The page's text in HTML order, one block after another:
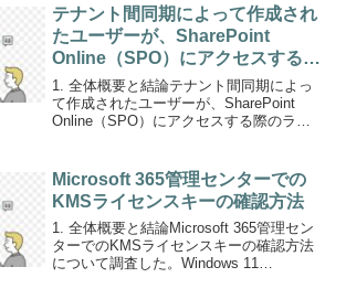
Busines...
テナント間同期によって作成され
たユーザーが、SharePoint
Online（SPO）にアクセスする際
のライセンス要件について
1. 全体概要と結論テナント間同期によっ
て作成されたユーザーが、SharePoint
Online（SPO）にアクセスする際のライ
ーザーが、A1ライセンスを持つテナン...
Microsoft 365管理センターでの
KMSライセンスキーの確認方法
1. 全体概要と結論Microsoft 365管理セン
ターでのKMSライセンスキーの確認方法
について調査した。Windows 11